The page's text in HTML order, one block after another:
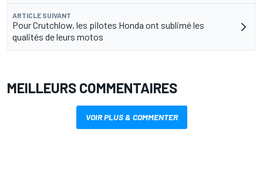
ARTICLE SUIVANT
Pour Crutchlow, les pilotes Honda ont sublimé les
qualités de leurs motos
MEILLEURS COMMENTAIRES
VOIR PLUS & COMMENTER